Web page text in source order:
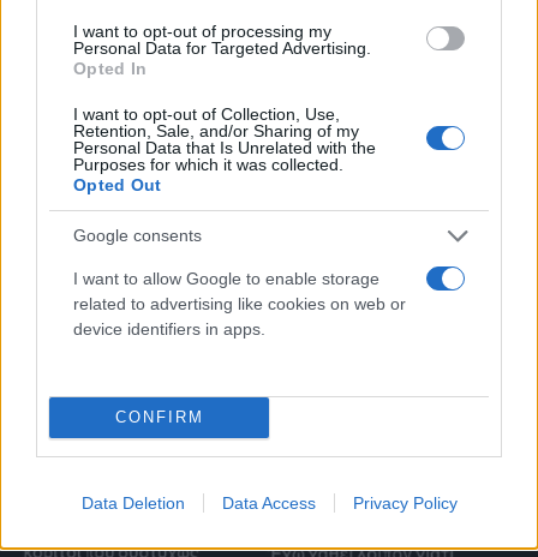
I want to opt-out of processing my
Personal Data for Targeted Advertising.
Opted In
I want to opt-out of Collection, Use,
Retention, Sale, and/or Sharing of my
Personal Data that Is Unrelated with the
Purposes for which it was collected.
Opted Out
Google consents
I want to allow Google to enable storage
related to advertising like cookies on web or
device identifiers in apps.
CONFIRM
Data Deletion Data Access Privacy Policy
Αν είχα στήριξη όμως θα το έκανα είναι κάτι που
αγαπάω πολύ, αλλά το γιατί δεν έχω στήριξη δεν
μπορώ να το ξέρω. Σας τα λέω όλα αυτά γιατί εγώ
είμαι αληθινή, τα δείχνω και τα λέω όλα και γιατί
κάθε μέρα με ρωτάει ο κόσμος πού είσαι, πού